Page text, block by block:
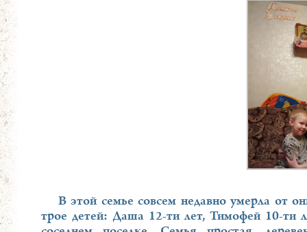
В этой семье совсем недавно умерла от
трое детей: Даша 12-ти лет, Тимофей 10-ти